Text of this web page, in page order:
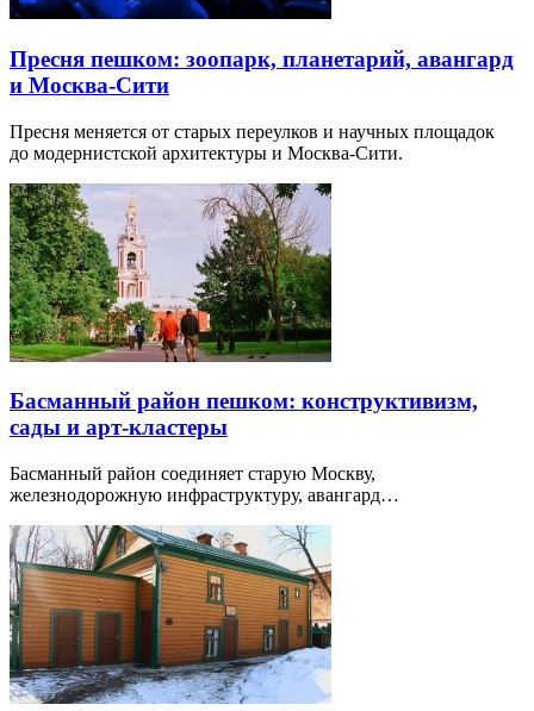
Пресня пешком: зоопарк, планетарий, авангард
и Москва-Сити
Пресня меняется от старых переулков и научных площадок
до модернистской архитектуры и Москва-Сити.
Басманный район пешком: конструктивизм,
сады и арт-кластеры
Басманный район соединяет старую Москву,
железнодорожную инфраструктуру, авангард…